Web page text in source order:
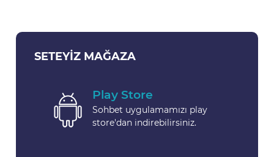
SETEYIZ MAĞAZA
Play Store
Sohbet uygulamamızı play
store'dan indirebilirsiniz.